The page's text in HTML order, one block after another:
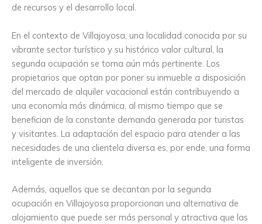
de recursos y el desarrollo local.
En el contexto de Villajoyosa, una localidad conocida por su
vibrante sector turístico y su histórico valor cultural, la
segunda ocupación se torna aún más pertinente. Los
propietarios que optan por poner su inmueble a disposición
del mercado de alquiler vacacional están contribuyendo a
una economía más dinámica, al mismo tiempo que se
benefician de la constante demanda generada por turistas
y visitantes. La adaptación del espacio para atender a las
necesidades de una clientela diversa es, por ende, una forma
inteligente de inversión.
Además, aquellos que se decantan por la segunda
ocupación en Villajoyosa proporcionan una alternativa de
alojamiento que puede ser más personal y atractiva que las